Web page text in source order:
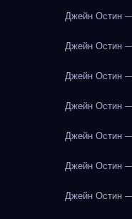
Джейн Остин
Джейн Остин
Джейн Остин
Джейн Остин
Джейн Остин
Джейн Остин
Джейн Остин